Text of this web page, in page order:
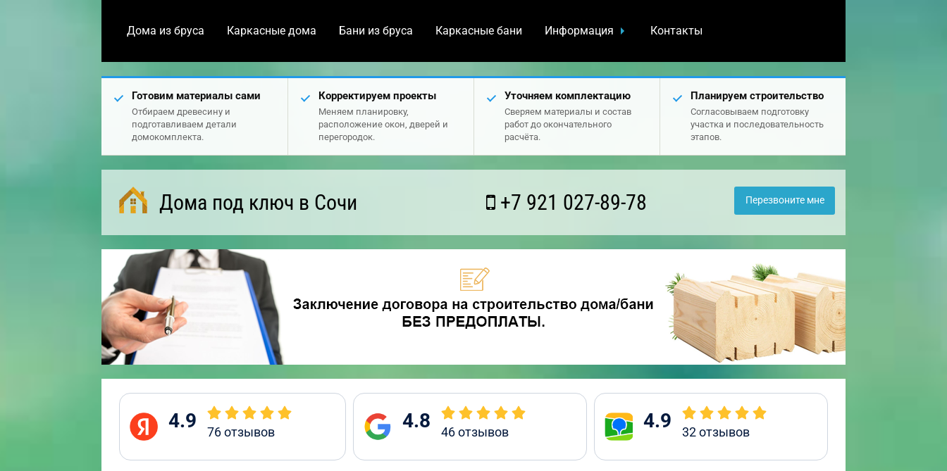
Дома из бруса Каркасные дома Бани из бруса Каркасные бани Информация Контакты
Готовим материалы сами
Отбираем древесину и
подготавливаем детали
домокомплекта.
Корректируем проекты
Меняем планировку,
расположение окон, дверей и
перегородок.
Уточняем комплектацию
Сверяем материалы и состав
работ до окончательного
расчёта.
Планируем строительство
Согласовываем подготовку
участка и последовательность
этапов.
Дома под ключ в Сочи +7 921 027-89-78 Перезвоните мне
4.9 76отзывов 4.8 46отзывов 4.9 32отзывов